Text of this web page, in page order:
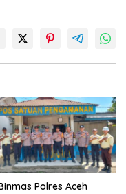
Polres Aceh